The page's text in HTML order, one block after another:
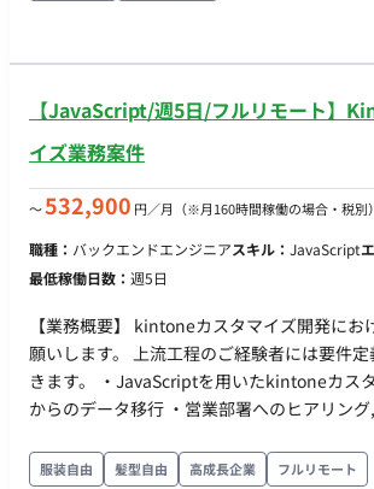
す。 ・チームは立ち上げから間もないため
仕組みづくりにも携わることができるフェー
いフェアな環境でチャレンジできます。
12月に10件程度のコラム記事の反映（作
0.5~1時間）を予定している（10月〜の継続
用いたフォームの作成・修正 ●GTMの設置、
月）＞ ●初旬 ロゴ差し替え 1h バ
WEBcasの設定、質問への回答 2h 固定ペ
して動画追加、JSで動的な動きを設定）
製と計測用タグの設定 10h LPの複製
導入に関するMTG 1h ●月を通して メール
【JavaScript/週5日/フルリモート】
イズ業務案件
〜532,900 円／月 （※月160時間稼働の場合・税別）
職種： バックエンドエンジニアスキル： JavaScript
最低稼働日数： 週5日
【業務概要】 kintoneカスタマイズ開発にお
願いします。 上流工程のご経験者には要件
きます。 ・JavaScriptを用いたkintoneカスタマイズ開発 ・SFA
からのデータ移行 ・営業部署へのヒアリン
周知・改善等 ・各部署からの質問・改修依
服装自由 髪型自由 高成長企業 フルリモート